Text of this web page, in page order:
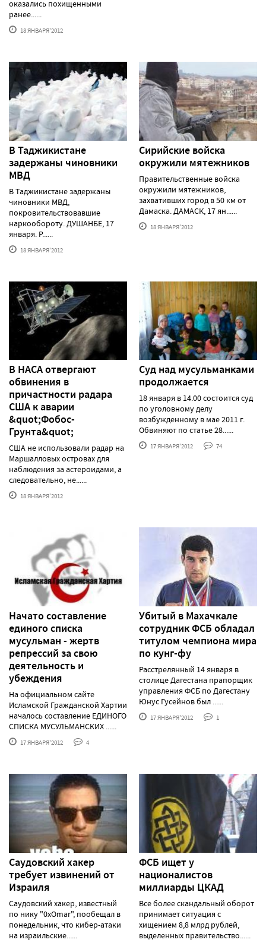
оказались похищенными
ранее......
18 ЯНВАРЯ'2012
В Таджикистане
задержаны чиновники
МВД
В Таджикистане задержаны
чиновники МВД,
покровительствовавшие
наркообороту. ДУШАНБЕ, 17
января. Р......
18 ЯНВАРЯ'2012
Сирийские войска
окружили мятежников
Правительственные войска
окружили мятежников,
захвативших город в 50 км от
Дамаска. ДАМАСК, 17 ян......
18 ЯНВАРЯ'2012
В НАСА отвергают
обвинения в
причастности радара
США к аварии
&quot;Фобос-
Грунта&quot;
США не использовали радар на
Маршалловых островах для
наблюдения за астероидами, а
следовательно, не......
18 ЯНВАРЯ'2012
Суд над мусульманками
продолжается
18 января в 14.00 состоится суд
по уголовному делу
возбужденному в мае 2011 г.
Обвиняют по статье 28......
17 ЯНВАРЯ'2012 74
Начато составление
единого списка
мусульман - жертв
репрессий за свою
деятельность и
убеждения
На официальном сайте
Исламской Гражданской Хартии
началось составление ЕДИНОГО
СПИСКА МУСУЛЬМАНСКИХ ......
17 ЯНВАРЯ'2012 4
Убитый в Махачкале
сотрудник ФСБ обладал
титулом чемпиона мира
по кунг-фу
Расстрелянный 14 января в
столице Дагестана прапорщик
управления ФСБ по Дагестану
Юнус Гусейнов был ......
17 ЯНВАРЯ'2012 1
Саудовский хакер
требует извинений от
Израиля
Саудовский хакер, известный
по нику "0xOmar", пообещал в
понедельник, что кибер-атаки
на израильские......
ФСБ ищет у
националистов
миллиарды ЦКАД
Все более скандальный оборот
принимает ситуация с
хищением 8,8 млрд рублей,
выделенных правительство......